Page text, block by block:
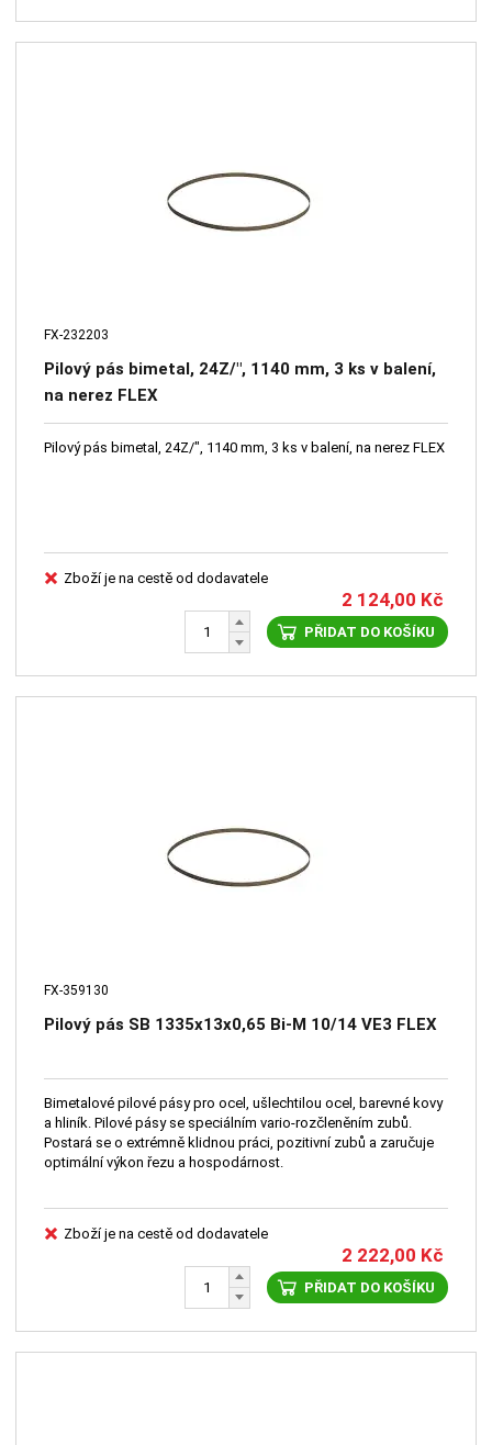
FX-232203
Pilový pás bimetal, 24Z/", 1140 mm, 3 ks v balení,
na nerez FLEX
Pilový pás bimetal, 24Z/", 1140 mm, 3 ks v balení, na nerez FLEX
Zboží je na cestě od dodavatele
2 124,00 Kč
PŘIDAT DO KOŠÍKU
FX-359130
Pilový pás SB 1335x13x0,65 Bi-M 10/14 VE3 FLEX
Bimetalové pilové pásy pro ocel, ušlechtilou ocel, barevné kovy
a hliník. Pilové pásy se speciálním vario-rozčleněním zubů.
Postará se o extrémně klidnou práci, pozitivní zubů a zaručuje
optimální výkon řezu a hospodárnost.
Zboží je na cestě od dodavatele
2 222,00 Kč
PŘIDAT DO KOŠÍKU